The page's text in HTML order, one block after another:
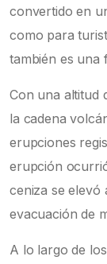
convertido en
como para
también es una
Con una altitud
la cadena
erupciones
erupción
ceniza se elevó
evacuación de
A lo largo de